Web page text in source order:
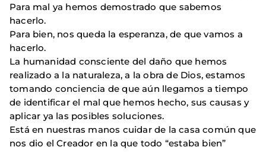
Para mal ya hemos demostrado que sabemos
hacerlo.
Para bien, nos queda la esperanza, de que vamos a
hacerlo.
La humanidad consciente del daño que hemos
realizado a la naturaleza, a la obra de Dios, estamos
tomando conciencia de que aún llegamos a tiempo
de identificar el mal que hemos hecho, sus causas y
aplicar ya las posibles soluciones.
Está en nuestras manos cuidar de la casa común que
nos dio el Creador en la que todo “estaba bien”